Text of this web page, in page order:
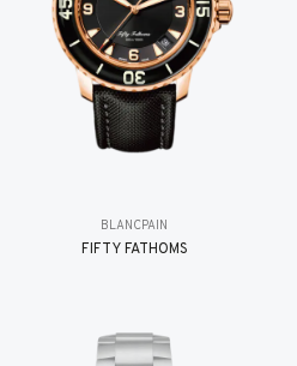
BLANCPAIN
FIFTY FATHOMS